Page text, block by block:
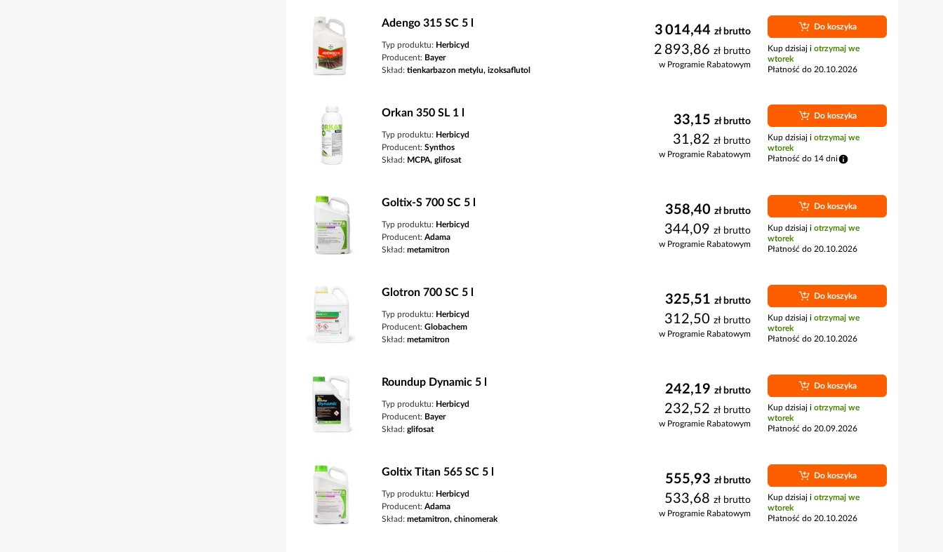
Adengo 315 SC 5 l
Typ produktu: Herbicyd
Producent: Bayer
Skład: tienkarbazon metylu, izoksaflutol
3 014,44 zł brutto
2 893,86 zł brutto
w Programie Rabatowym
Do koszyka
Kup dzisiaj i otrzymaj we
wtorek
Płatność do 20.10.2026
Orkan 350 SL 1 l
Typ produktu: Herbicyd
Producent: Synthos
Skład: MCPA, glifosat
33,15 zł brutto
31,82 zł brutto
w Programie Rabatowym
Do koszyka
Kup dzisiaj i otrzymaj we
wtorek
Płatność do 14 dni
Goltix-S 700 SC 5 l
Typ produktu: Herbicyd
Producent: Adama
Skład: metamitron
358,40 zł brutto
344,09 zł brutto
w Programie Rabatowym
Do koszyka
Kup dzisiaj i otrzymaj we
wtorek
Płatność do 20.10.2026
Glotron 700 SC 5 l
Typ produktu: Herbicyd
Producent: Globachem
Skład: metamitron
325,51 zł brutto
312,50 zł brutto
w Programie Rabatowym
Do koszyka
Kup dzisiaj i otrzymaj we
wtorek
Płatność do 20.10.2026
Roundup Dynamic 5 l
Typ produktu: Herbicyd
Producent: Bayer
Skład: glifosat
242,19 zł brutto
232,52 zł brutto
w Programie Rabatowym
Do koszyka
Kup dzisiaj i otrzymaj we
wtorek
Płatność do 20.09.2026
Goltix Titan 565 SC 5 l
Typ produktu: Herbicyd
Producent: Adama
Skład: metamitron, chinomerak
555,93 zł brutto
533,68 zł brutto
w Programie Rabatowym
Do koszyka
Kup dzisiaj i otrzymaj we
wtorek
Płatność do 20.10.2026